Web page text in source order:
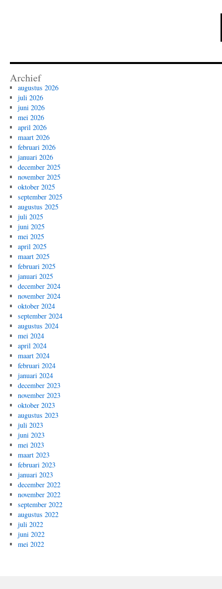
Archief
augustus 2026
juli 2026
juni 2026
mei 2026
april 2026
maart 2026
februari 2026
januari 2026
december 2025
november 2025
oktober 2025
september 2025
augustus 2025
juli 2025
juni 2025
mei 2025
april 2025
maart 2025
februari 2025
januari 2025
december 2024
november 2024
oktober 2024
september 2024
augustus 2024
mei 2024
april 2024
maart 2024
februari 2024
januari 2024
december 2023
november 2023
oktober 2023
augustus 2023
juli 2023
juni 2023
mei 2023
maart 2023
februari 2023
januari 2023
december 2022
november 2022
september 2022
augustus 2022
juli 2022
juni 2022
mei 2022